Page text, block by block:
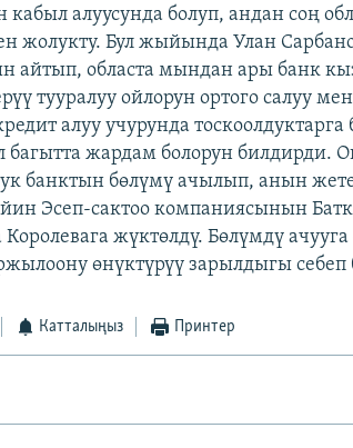
кабыл алуусунда болуп, андан соң
жолукту. Бул жыйында Улан
айтып, областа мындан ары банк
тууралуу ойлорун ортого салуу
алуу учурунда
багытта жардам болорун билдирди.
банктын бөлүмү ачылып, анын
Эсеп-сактоо компаниясынын
жүктөлдү. Бөлүмдү
өнүктүрүү зарылдыгы себеп
Катталыңыз Принтер